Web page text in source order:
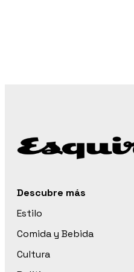
Descubre más
Estilo
Comida y Bebida
Cultura